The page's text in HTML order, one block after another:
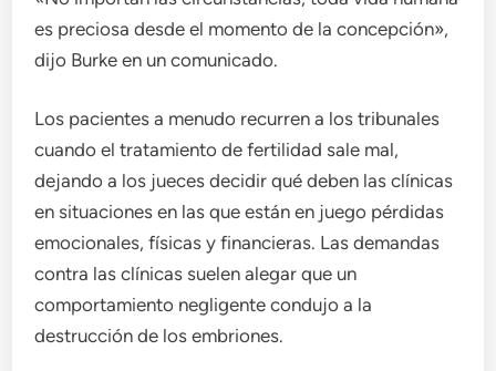
es preciosa desde el momento de la concepción»,
dijo Burke en un comunicado.
Los pacientes a menudo recurren a los tribunales
cuando el tratamiento de fertilidad sale mal,
dejando a los jueces decidir qué deben las clínicas
en situaciones en las que están en juego pérdidas
emocionales, físicas y financieras. Las demandas
contra las clínicas suelen alegar que un
comportamiento negligente condujo a la
destrucción de los embriones.